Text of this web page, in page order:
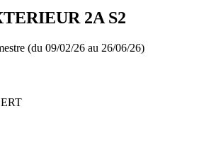
2A S2
(du 09/02/26 au 26/06/26)